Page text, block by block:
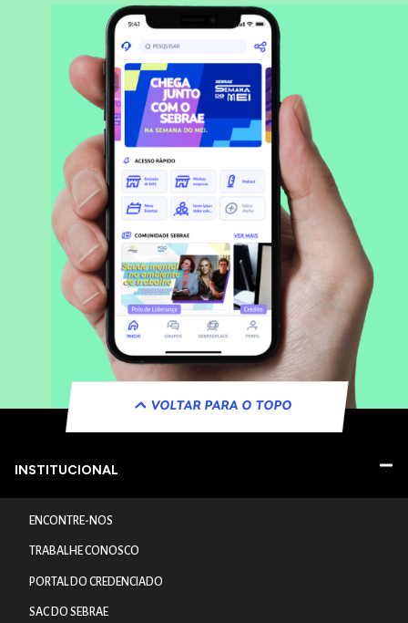
VOLTAR PARA O TOPO
INSTITUCIONAL
ENCONTRE-NOS
TRABALHE CONOSCO
PORTAL DO CREDENCIADO
SAC DO SEBRAE